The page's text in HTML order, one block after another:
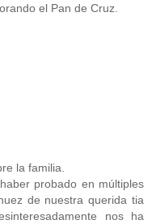
el Pan de Cruz.
la familia.
probado en múltiples
de nuestra querida tia
nos ha